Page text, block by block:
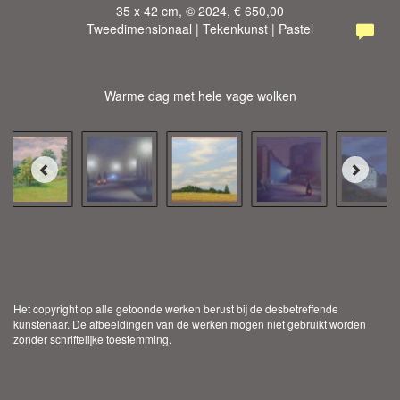
35 x 42 cm, © 2024, € 650,00
Tweedimensionaal | Tekenkunst | Pastel
Warme dag met hele vage wolken
Het copyright op alle getoonde werken berust bij de desbetreffende
kunstenaar. De afbeeldingen van de werken mogen niet gebruikt worden
zonder schriftelijke toestemming.